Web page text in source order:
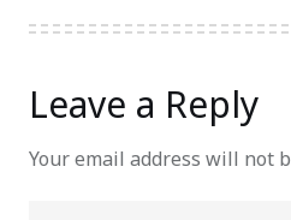
Leave a Reply
Your email address will not